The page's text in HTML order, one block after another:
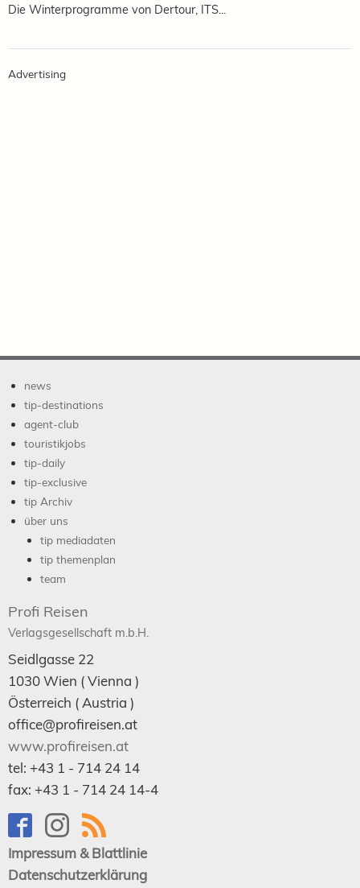
Die Winterprogramme von Dertour, ITS...
Advertising
news
tip-destinations
agent-club
touristikjobs
tip-daily
tip-exclusive
tip Archiv
über uns
tip mediadaten
tip themenplan
team
Profi Reisen
Verlagsgesellschaft m.b.H.
Seidlgasse 22
1030Wien ( Vienna )
Österreich ( Austria )
office@profireisen.at
www.profireisen.at
tel: +43 1 - 714 24 14
fax: +43 1 - 714 24 14-4
Impressum & Blattlinie
Datenschutzerklärung